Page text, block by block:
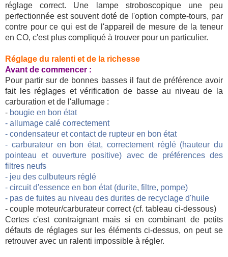
réglage correct. Une lampe stroboscopique une peu
perfectionnée est souvent doté de l'option compte-tours, par
contre pour ce qui est de l'appareil de mesure de la teneur
en CO, c'est plus compliqué à trouver pour un particulier.
Réglage du ralenti et de la richesse
Avant de commencer :
Pour partir sur de bonnes basses il faut de préférence avoir
fait les réglages et vérification de basse au niveau de la
carburation et de l'allumage :
- bougie en bon état
- allumage calé correctement
- condensateur et contact de rupteur en bon état
- carburateur en bon état, correctement réglé (hauteur du
pointeau et ouverture positive) avec de préférences des
filtres neufs
- jeu des culbuteurs réglé
- circuit d'essence en bon état (durite, filtre, pompe)
- pas de fuites au niveau des durites de recyclage d'huile
- couple moteur/carburateur correct (cf. tableau ci-dessous)
Certes c'est contraignant mais si en combinant de petits
défauts de réglages sur les éléments ci-dessus, on peut se
retrouver avec un ralenti impossible à régler.